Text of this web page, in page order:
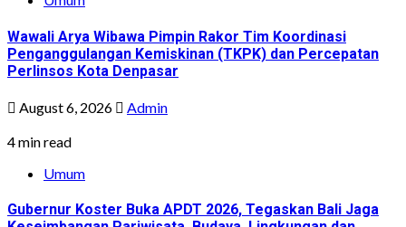
Wawali Arya Wibawa Pimpin Rakor Tim Koordinasi
Penganggulangan Kemiskinan (TKPK) dan Percepatan
Perlinsos Kota Denpasar
August 6, 2026
Admin
4 min read
Umum
Gubernur Koster Buka APDT 2026, Tegaskan Bali Jaga